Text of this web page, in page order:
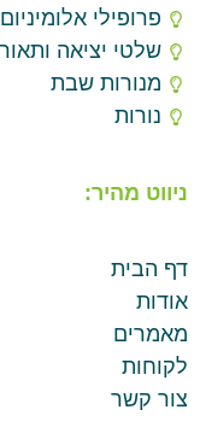
פרופילי אלומיניום
שלטי יציאה
מנורות שבת
נורות
ניווט מהיר:
דף הבית
אודות
מאמרים
לקוחות
צור קשר